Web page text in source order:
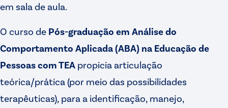
em sala de aula.
O curso de Pós-graduação em Análise do
Comportamento Aplicada (ABA) na Educação de
Pessoas com TEA propicia articulação
teórica/prática (por meio das possibilidades
terapêuticas), para a identificação, manejo,